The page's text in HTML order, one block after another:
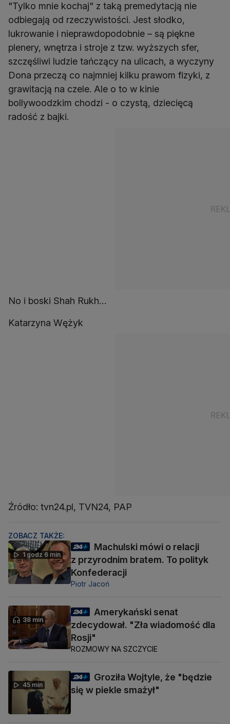
"Tylko mnie kochaj" z taką premedytacją nie
odbiegają od rzeczywistości. Jest słodko,
lukrowanie i nieprawdopodobnie – są piękne
plenery, wnętrza i stroje z tzw. wyższych sfer,
szczęśliwi ludzie tańczący na ulicach, a wyczyny
Dona przeczą co najmniej kilku prawom fizyki, z
grawitacją na czele. Ale o to w kinie
bollywoodzkim chodzi - o czystą, dziecięcą
radość z bajki.
No i boski Shah Rukh…
Katarzyna Wężyk
Źródło: tvn24.pl, TVN24, PAP
ZOBACZ TAKŻE:
1 godz 6 min
Machulski mówi o relacji
z przyrodnim bratem. To polityk
Konfederacji
Piotr Jacoń
38 min
Amerykański senat
zdecydował. "Zła wiadomość dla
Rosji"
ROZMOWY NA SZCZYCIE
45 min
Groziła Wojtyle, że "będzie
się w piekle smażył"